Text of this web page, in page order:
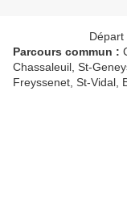
Départ
Parcours commun :
Chassaleuil, St-
Freyssenet, St-Vidal,